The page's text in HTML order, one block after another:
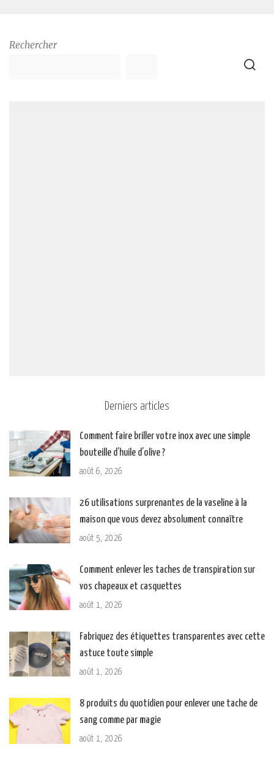
Rechercher
Derniers articles
Comment faire briller votre inox avec une simple
bouteille d’huile d’olive ?
août 6, 2026
26 utilisations surprenantes de la vaseline à la
maison que vous devez absolument connaître
août 5, 2026
Comment enlever les taches de transpiration sur
vos chapeaux et casquettes
août 1, 2026
Fabriquez des étiquettes transparentes avec cette
astuce toute simple
août 1, 2026
8 produits du quotidien pour enlever une tache de
sang comme par magie
août 1, 2026